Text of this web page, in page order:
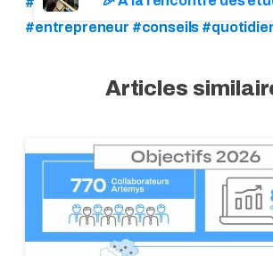
#entrepreneur #conseils
t
e